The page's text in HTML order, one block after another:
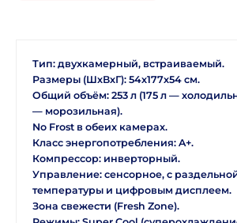
Тип: двухкамерный, встраиваемый.
Размеры (ШхВхГ): 54х177х54 см.
Общий объём: 253 л (175 л —
— морозильная).
No Frost в обеих камерах.
Класс энергопотребления: A+.
Компрессор: инверторный.
Управление: сенсорное, с
температуры и цифровым дисплеем.
Зона свежести (Fresh Zone).